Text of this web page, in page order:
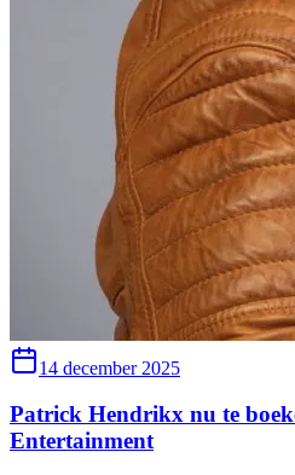
14 december 2025
Patrick Hendrikx nu te
Entertainment